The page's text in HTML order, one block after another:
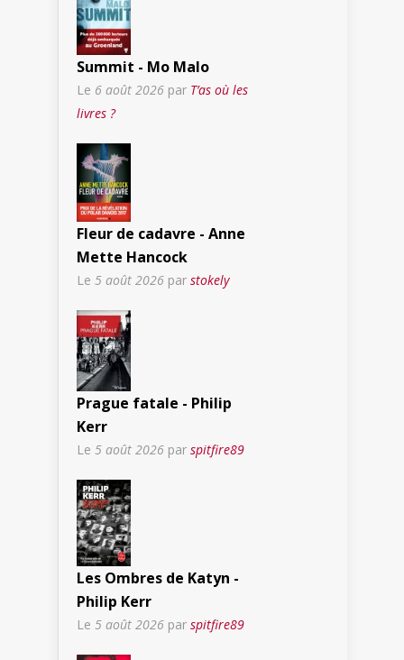
Summit - Mo Malo
Le 6 août 2026 par T’as où les
livres ?
Fleur de cadavre - Anne
Mette Hancock
Le 5 août 2026 par stokely
Prague fatale - Philip
Kerr
Le 5 août 2026 par spitfire89
Les Ombres de Katyn -
Philip Kerr
Le 5 août 2026 par spitfire89